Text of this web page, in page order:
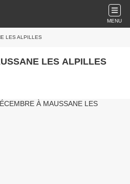
MENU
LES ALPILLES
LES ALPILLES